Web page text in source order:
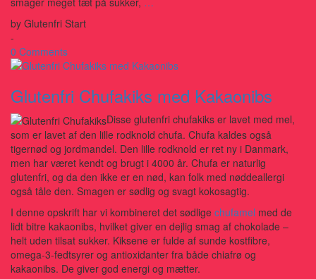
by Glutenfri Start
-
0 Comments
Glutenfri Chufakiks med Kakaonibs
Disse glutenfri chufakiks er lavet med mel,
som er lavet af den lille rodknold chufa. Chufa kaldes også
tigernød og jordmandel. Den lille rodknold er ret ny i Danmark,
men har været kendt og brugt i 4000 år. Chufa er naturlig
glutenfri, og da den ikke er en nød, kan folk med nøddeallergi
også tåle den. Smagen er sødlig og svagt kokosagtig.
I denne opskrift har vi kombineret det sødlige chufamel med de
lidt bitre kakaonibs, hvilket giver en dejlig smag af chokolade –
helt uden tilsat sukker. Kiksene er fulde af sunde kostfibre,
omega-3-fedtsyrer og antioxidanter fra både chiafrø og
kakaonibs. De giver god energi og mætter.